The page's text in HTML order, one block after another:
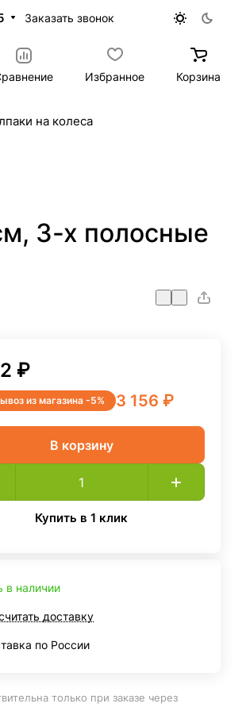
Заказать звонок
Избранное Корзина
на колеса
3-х полосные
₽
из магазина -5% 3 156 ₽
В корзину
Купить в 1 клик
в наличии
доставку
по России
только при заказе через